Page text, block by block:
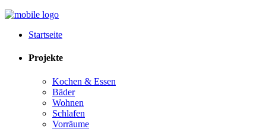
Startseite
Projekte
Kochen & Essen
Bäder
Wohnen
Schlafen
Vorräume